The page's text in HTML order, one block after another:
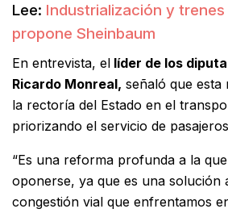
Lee: Industrialización y trenes
propone Sheinbaum
En entrevista, el líder de los
Ricardo Monreal, señaló que
la rectoría del Estado en el
priorizando el servicio de
“Es una reforma profunda a la
oponerse, ya que es una solución
congestión vial que enfrentamos